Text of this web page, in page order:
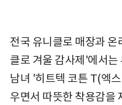
전국 유니클로 매장과 온
클로 겨울 감사제'에서
남녀 '히트텍 코튼 T(엑
우면서 따뜻한 착용감을